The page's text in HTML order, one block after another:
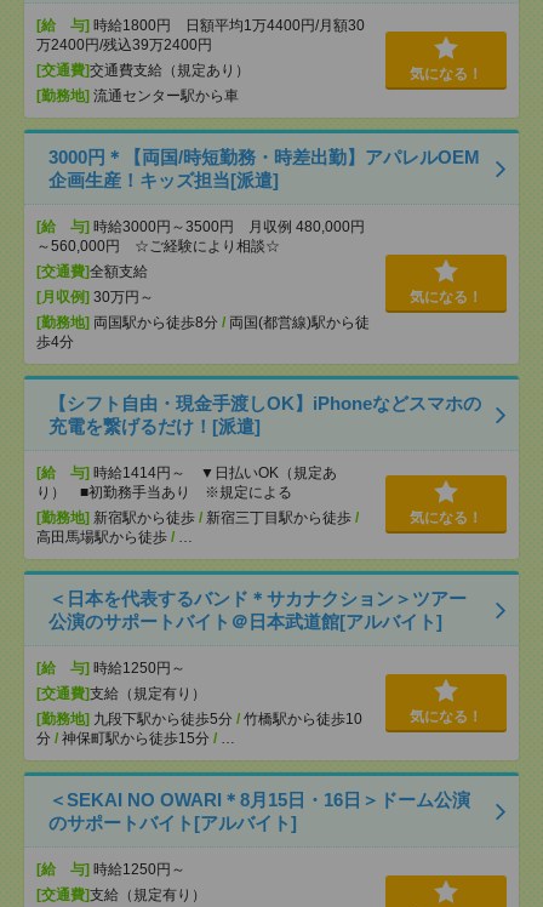
[給 与] 時給1800円 日額平均1万4400円/月額30
万2400円/残込39万2400円
[交通費]交通費支給（規定あり）
[勤務地] 流通センター駅から車
気になる！
3000円＊【両国/時短勤務・時差出勤】アパレルOEM
企画生産！キッズ担当[派遣]
[給 与] 時給3000円～3500円 月収例 480,000円
～560,000円 ☆ご経験により相談☆
[交通費]全額支給
[月収例] 30万円～
[勤務地] 両国駅から徒歩8分 / 両国(都営線)駅から徒
歩4分
気になる！
【シフト自由・現金手渡しOK】iPhoneなどスマホの
充電を繋げるだけ！[派遣]
[給 与] 時給1414円～ ▼日払いOK（規定あ
り） ■初勤務手当あり ※規定による
[勤務地] 新宿駅から徒歩 / 新宿三丁目駅から徒歩 /
高田馬場駅から徒歩 /
気になる！
＜日本を代表するバンド＊サカナクション＞ツアー
公演のサポートバイト＠日本武道館[アルバイト]
[給 与] 時給1250円～
[交通費]支給（規定有り）
[勤務地] 九段下駅から徒歩5分 / 竹橋駅から徒歩10
分 / 神保町駅から徒歩15分 /
気になる！
＜SEKAI NO OWARI＊8月15日・16日＞ドーム公演
のサポートバイト[アルバイト]
[給 与] 時給1250円～
[交通費]支給（規定有り）